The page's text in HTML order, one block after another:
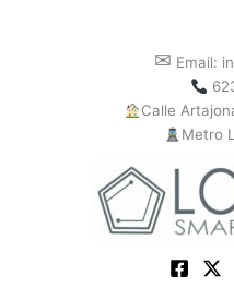
✉ Email:
Calle
Metro